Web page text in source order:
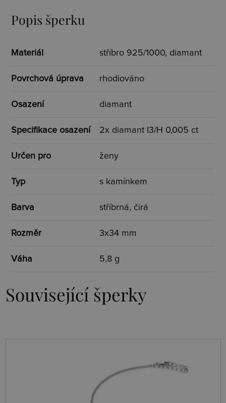
Popis šperku
Materiál stříbro 925/1000, diamant
Povrchová úprava rhodiováno
Osazení diamant
Specifikace osazení 2x diamant I3/H 0,005 ct
Určen pro ženy
Typ s kamínkem
Barva stříbrná, čirá
Rozměr 3x34 mm
Váha 5,8 g
Související šperky